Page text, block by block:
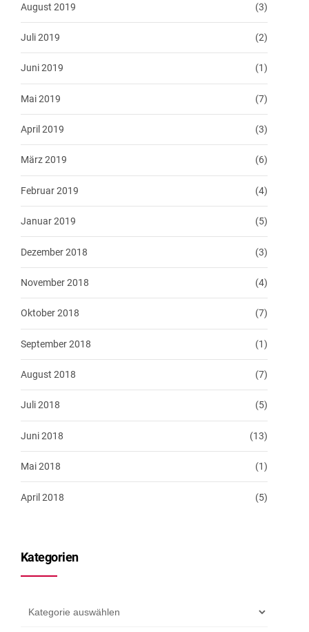
August 2019 (3)
Juli 2019 (2)
Juni 2019 (1)
Mai 2019 (7)
April 2019 (3)
März 2019 (6)
Februar 2019 (4)
Januar 2019 (5)
Dezember 2018 (3)
November 2018 (4)
Oktober 2018 (7)
September 2018 (1)
August 2018 (7)
Juli 2018 (5)
Juni 2018 (13)
Mai 2018 (1)
April 2018 (5)
Kategorien